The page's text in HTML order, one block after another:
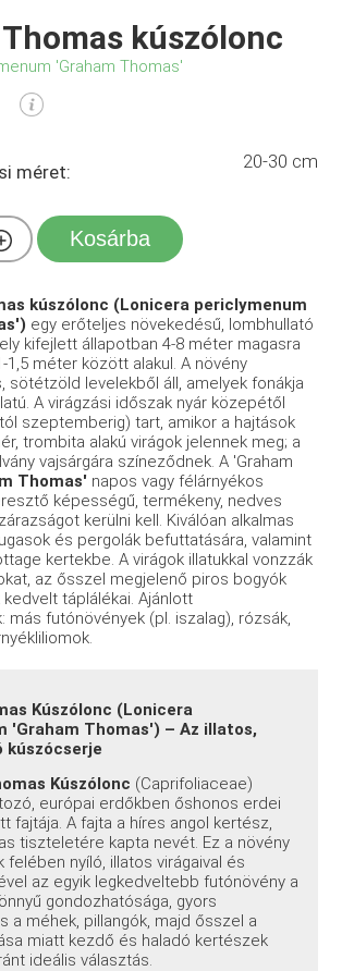
kúszólonc
'Graham Thomas'
méret: 20-30 cm
Kosárba
kúszólonc (Lonicera periclymenum
egy erőteljes növekedésű, lombhullató
kifejlett állapotban 4-8 méter magasra
1,5 méter között alakul. A növény
sötétzöld levelekből áll, amelyek fonákja
A virágzási időszak nyár közepétől
szeptemberig) tart, amikor a hajtások
trombita alakú virágok jelennek meg; a
vajsárgára színeződnek. A 'Graham
Thomas' napos vagy félárnyékos
képességű, termékeny, nedves
kerülni kell. Kiválóan alkalmas
és pergolák befuttatására, valamint
kertekbe. A virágok illatukkal vonzzák
az ősszel megjelenő piros bogyók
táplálékai. Ajánlott
más futónövények (pl. iszalag), rózsák,
Kúszólonc (Lonicera
'Graham Thomas') – Az illatos,
kúszócserje
Kúszólonc (Caprifoliaceae)
európai erdőkben őshonos erdei
fajtája. A fajta a híres angol kertész,
tiszteletére kapta nevét. Ez a növény
felében nyíló, illatos virágaival és
az egyik legkedveltebb futónövény a
gondozhatósága, gyors
a méhek, pillangók, majd ősszel a
miatt kezdő és haladó kertészek
ideális választás.